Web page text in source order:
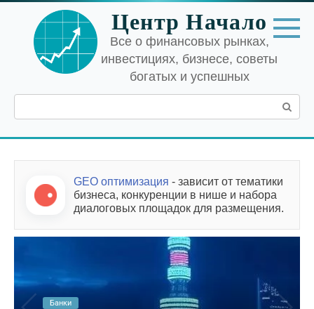
Перейти
контенту
Центр Начало
Все о финансовых рынках,
инвестициях, бизнесе, советы
богатых и успешных
Поиск:
GEO оптимизация - зависит от тематики
бизнеса, конкуренции в нише и набора
диалоговых площадок для размещения.
Банки